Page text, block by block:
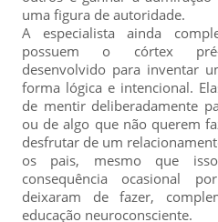
uma figura de autoridade.
A especialista ainda
possuem o córtex pré-
desenvolvido para inventar
forma lógica e intencional.
de mentir deliberadamente
ou de algo que não querem
desfrutar de um
os pais, mesmo que
consequência ocasional
deixaram de fazer,
educação neuroconsciente.